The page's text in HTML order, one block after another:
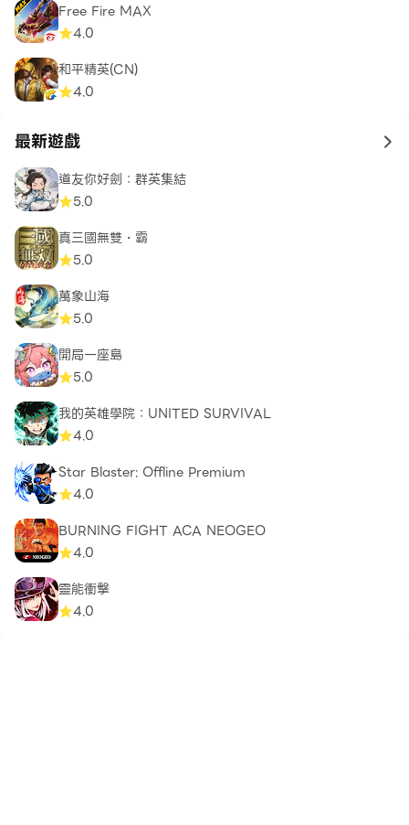
Free Fire MAX
4.0
和平精英(CN)
4.0
最新遊戲 to
道友你好劍：群英集結
5.0
真三國無雙・霸
5.0
萬象山海
5.0
開局一座島
5.0
我的英雄學院：UNITED SURVIVAL
4.0
Star Blaster: Offline Premium
4.0
BURNING FIGHT ACA NEOGEO
4.0
靈能衝擊
4.0